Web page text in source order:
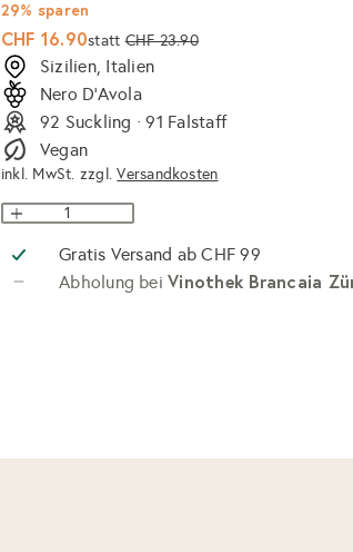
29% sparen
Sonderpreis
CHF 16.90
Normaler
Preis
stattCHF 23.90
Sizilien, Italien
Nero D'Avola
92 Suckling · 91 Falstaff
Vegan
inkl. MwSt. zzgl.Versandkosten
Gratis Versand ab CHF 99
Abholung beiVinothek Brancaia